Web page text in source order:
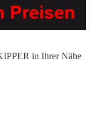
in Ihrer Nähe